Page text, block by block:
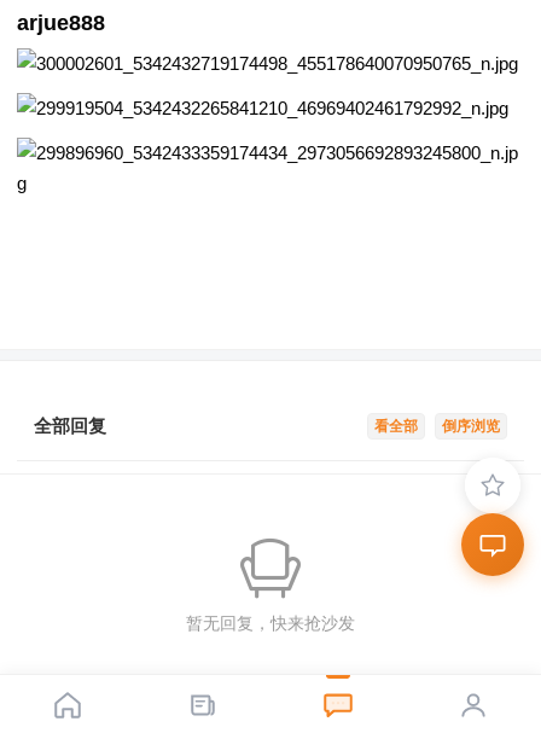
arjue888
倒序浏览
看全部
全部回复
暂无回复，快来抢沙发